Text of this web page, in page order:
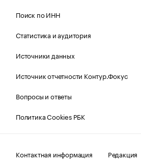
Поиск по ИНН
Статистика и аудитория
Источники данных
Источник отчетности Контур.Фокус
Вопросы и ответы
Политика Cookies РБК
Контактная информация
Редакция